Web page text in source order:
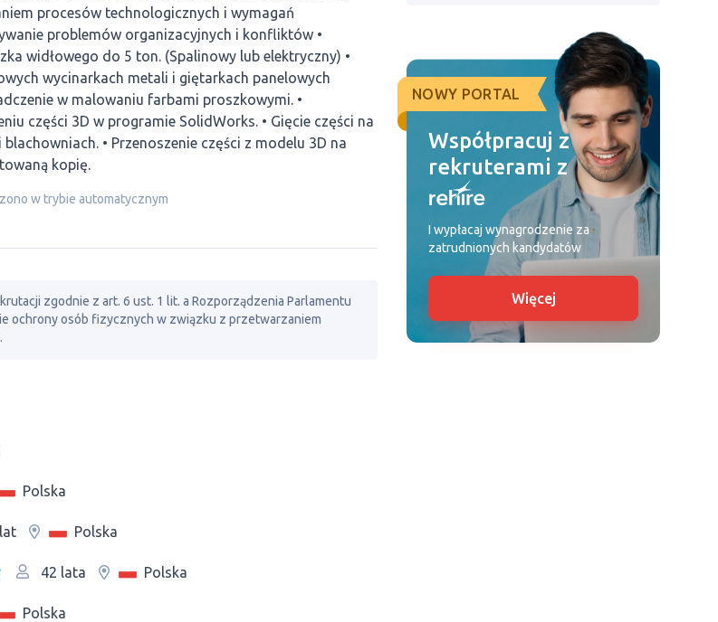
procesów technologicznych i wymagań
problemów organizacyjnych i konfliktów •
widłowego do 5 ton. (Spalinowy lub elektryczny) •
wycinarkach metali i giętarkach panelowych
w malowaniu farbami proszkowymi. •
części 3D w programie SolidWorks. • Gięcie części na
• Przenoszenie części z modelu 3D na
kopię.
w trybie automatycznym
zgodnie z art. 6 ust. 1 lit. a Rozporządzenia Parlamentu
ochrony osób fizycznych w związku z przetwarzaniem
Polska
Polska
42 lata Polska
Polska
NOWY PORTAL
Współpracuj z
rekruterami z
I wypłacaj wynagrodzenie za
zatrudnionych kandydatów
Więcej